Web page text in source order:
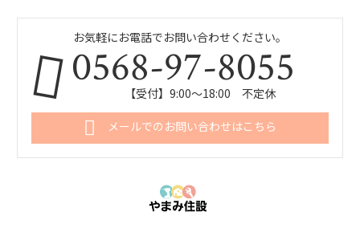
お気軽にお電話でお問い合わせください。
0568-97-8055
【受付】9:00～18:00 不定休
メールでのお問い合わせはこちら